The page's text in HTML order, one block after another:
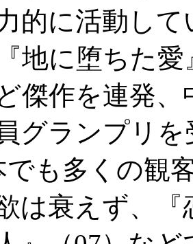
的に活動し
地に堕ちた
ど傑作を連発
グランプリ
でも多くの観
は衰えず、